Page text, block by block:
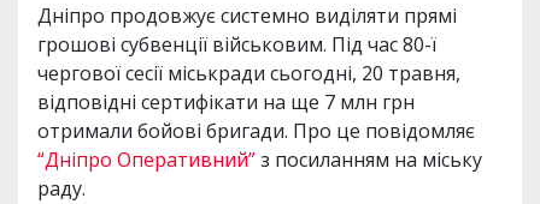
Дніпро продовжує системно виділяти прямі
грошові субвенції військовим. Під час 80-ї
чергової сесії міськради сьогодні, 20 травня,
відповідні сертифікати на ще 7 млн грн
отримали бойові бригади. Про це повідомляє
“Дніпро Оперативний”з посиланням на міську
раду.